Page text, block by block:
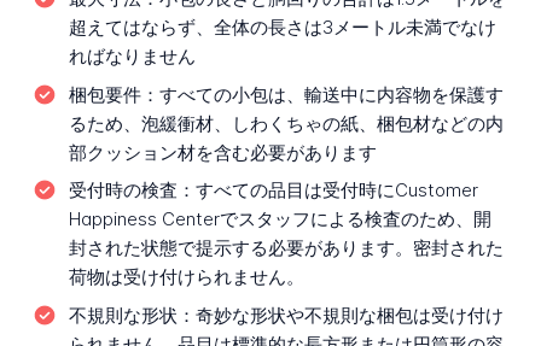
超えてはならず、全体の長さは3メートル未満でなけ
ればなりません
梱包要件： すべての小包は、輸送中に内容物を保護す
るため、泡緩衝材、しわくちゃの紙、梱包材などの内
部クッション材を含む必要があります
受付時の検査： すべての品目は受付時にCustomer
Happiness Centerでスタッフによる検査のため、開
封された状態で提示する必要があります。密封された
荷物は受け付けられません。
不規則な形状： 奇妙な形状や不規則な梱包は受け付け